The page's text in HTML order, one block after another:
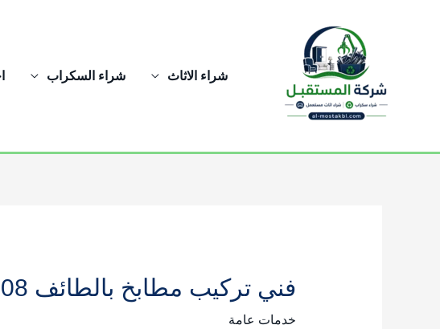
شراء الاثاث
شراء السكراب
فني تركيب مطابخ بالطائف 0541793708 بافضل الاسعار علي الاطلاق
خدمات عامة